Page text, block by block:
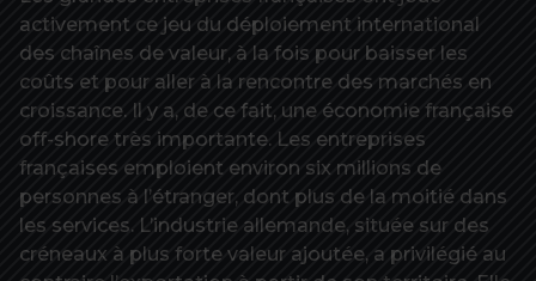
activement ce jeu du déploiement international
des chaînes de valeur, à la fois pour baisser les
coûts et pour aller à la rencontre des marchés en
croissance. Il y a, de ce fait, une économie française
off-shore très importante. Les entreprises
françaises emploient environ six millions de
personnes à l’étranger, dont plus de la moitié dans
les services. L’industrie allemande, située sur des
créneaux à plus forte valeur ajoutée, a privilégié au